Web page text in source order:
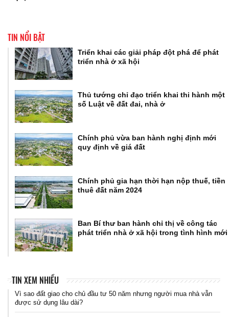
TIN NỔI BẬT
Triển khai các giải pháp đột phá để phát
triển nhà ở xã hội
Thủ tướng chỉ đạo triển khai thi hành một
số Luật về đất đai, nhà ở
Chính phủ vừa ban hành nghị định mới
quy định về giá đất
Chính phủ gia hạn thời hạn nộp thuế, tiền
thuê đất năm 2024
Ban Bí thư ban hành chỉ thị về công tác
phát triển nhà ở xã hội trong tình hình mới
TIN XEM NHIỀU
Vì sao đất giao cho chủ đầu tư 50 năm nhưng người mua nhà vẫn
được sử dụng lâu dài?